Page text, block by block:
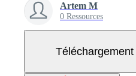
Artem M
0 Ressources